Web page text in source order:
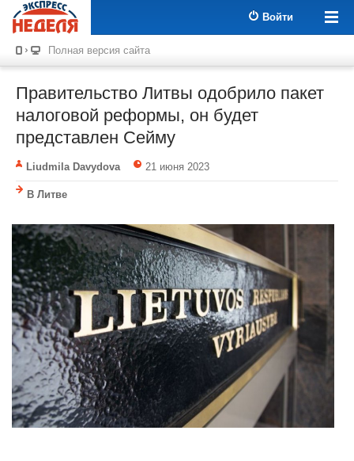
Войти
Полная версия сайта
Правительство Литвы одобрило пакет
налоговой реформы, он будет
представлен Сейму
Liudmila Davydova 21 июня 2023
В Литве